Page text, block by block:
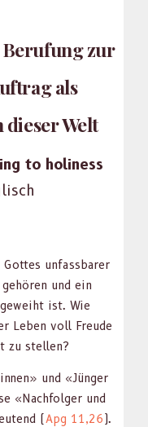
Berufung zur
als
Welt
to holi­ness
unfass­bar­er
und ein
ist. Wie
Leben voll Freude
zu stellen?
und «Jünger
«Nach­fol­ger und
(Apg 11,26).